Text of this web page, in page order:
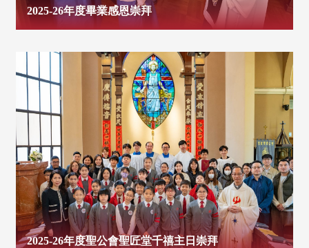
2025-26年度畢業感恩崇拜
2025-26年度聖公會聖匠堂千禧主日崇拜